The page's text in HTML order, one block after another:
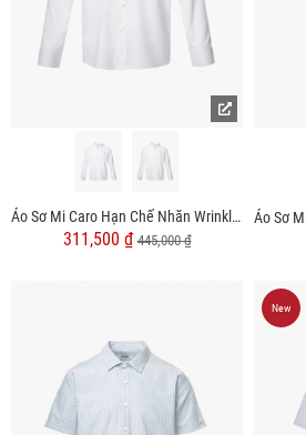
Áo Sơ Mi Caro Hạn Chế Nhăn Wrinkle X Thêu Logo M Ở Ngực Form Slimfit SM175
311,500 ₫445,000 ₫
New